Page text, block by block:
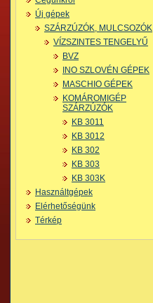
Új gépek
SZÁRZÚZÓK, MULCSOZÓK
VÍZSZINTES TENGELYŰ
BVZ
INO SZLOVÉN GÉPEK
MASCHIO GÉPEK
KOMÁROMIGÉP
SZÁRZÚZÓK
KB 3011
KB 3012
KB 302
KB 303
KB 303K
Használtgépek
Elérhetőségünk
Térkép